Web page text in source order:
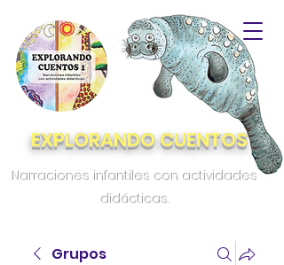
EXPLORANDO CUENTOS
Narraciones infantiles con actividades
didácticas.
Grupos